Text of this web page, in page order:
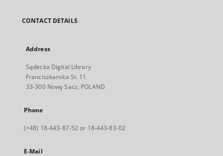
CONTACT DETAILS
Address
Sądecka Digital Library
Franciszkanska St. 11
33-300 Nowy Sacz, POLAND
Phone
(+48) 18-443-87-52 or 18-443-83-02
E-Mail